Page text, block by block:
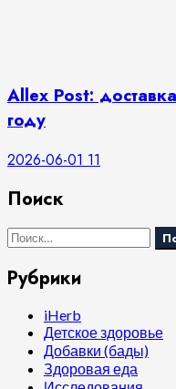
Allex Post:
году
2026-06-01 11
Поиск
Найти:
Рубрики
iHerb
Детское здоровье
Добавки (бады)
Здоровая еда